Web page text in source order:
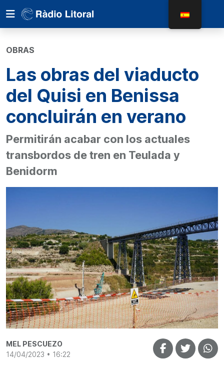
OBRAS
Las obras del viaducto
del Quisi en Benissa
concluirán en verano
Permitirán acabar con los actuales
transbordos de tren en Teulada y
Benidorm
MEL PESCUEZO
14/04/2023 • 16:22